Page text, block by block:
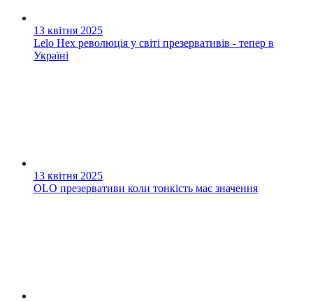
13 квітня 2025
Lelo Hex революція у світі презервативів - тепер в
Україні
13 квітня 2025
OLO презервативи коли тонкість має значення